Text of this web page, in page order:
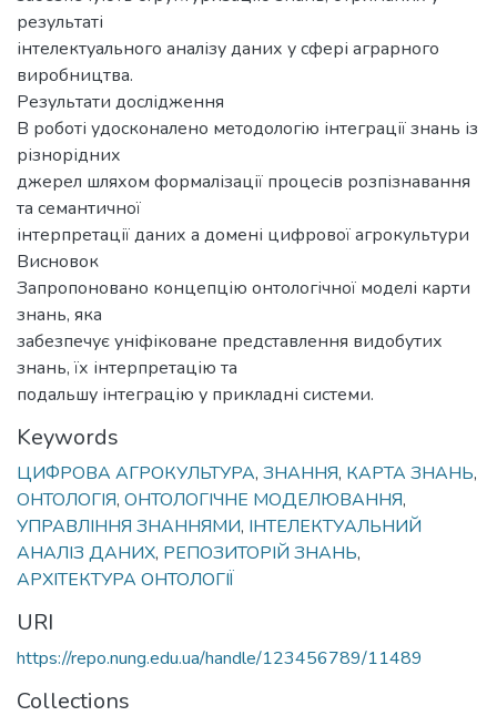
результаті
інтелектуального аналізу даних у сфері аграрного
виробництва.
Результати дослідження
В роботі удосконалено методологію інтеграції знань із
різнорідних
джерел шляхом формалізації процесів розпізнавання
та семантичної
інтерпретації даних а домені цифрової агрокультури
Висновок
Запропоновано концепцію онтологічної моделі карти
знань, яка
забезпечує уніфіковане представлення видобутих
знань, їх інтерпретацію та
подальшу інтеграцію у прикладні системи.
Keywords
ЦИФРОВА АГРОКУЛЬТУРА, ЗНАННЯ, КАРТА ЗНАНЬ,
ОНТОЛОГІЯ, ОНТОЛОГІЧНЕ МОДЕЛЮВАННЯ,
УПРАВЛІННЯ ЗНАННЯМИ, ІНТЕЛЕКТУАЛЬНИЙ
АНАЛІЗ ДАНИХ, РЕПОЗИТОРІЙ ЗНАНЬ,
АРХІТЕКТУРА ОНТОЛОГІЇ
URI
https://repo.nung.edu.ua/handle/123456789/11489
Collections